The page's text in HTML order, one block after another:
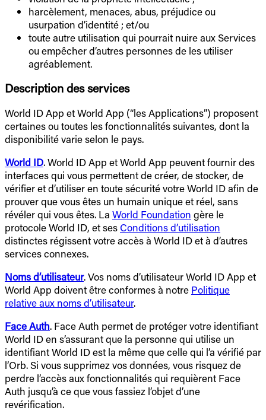
harcèlement, menaces, abus, préjudice ou
usurpation d’identité ; et/ou
toute autre utilisation qui pourrait nuire aux Services
ou empêcher d’autres personnes de les utiliser
agréablement.
Description des services
World ID App et World App (“les Applications”) proposent
certaines ou toutes les fonctionnalités suivantes, dont la
disponibilité varie selon le pays.
World ID. World ID App et World App peuvent fournir des
interfaces qui vous permettent de créer, de stocker, de
vérifier et d’utiliser en toute sécurité votre World ID afin de
prouver que vous êtes un humain unique et réel, sans
révéler qui vous êtes. La World Foundation gère le
protocole World ID, et ses Conditions d’utilisation
distinctes régissent votre accès à World ID et à d’autres
services connexes.
Noms d’utilisateur. Vos noms d’utilisateur World ID App et
World App doivent être conformes à notre Politique
relative aux noms d’utilisateur.
Face Auth. Face Auth permet de protéger votre identifiant
World ID en s’assurant que la personne qui utilise un
identifiant World ID est la même que celle qui l’a vérifié par
l’Orb. Si vous supprimez vos données, vous risquez de
perdre l’accès aux fonctionnalités qui requièrent Face
Auth jusqu’à ce que vous fassiez l’objet d’une
revérification.